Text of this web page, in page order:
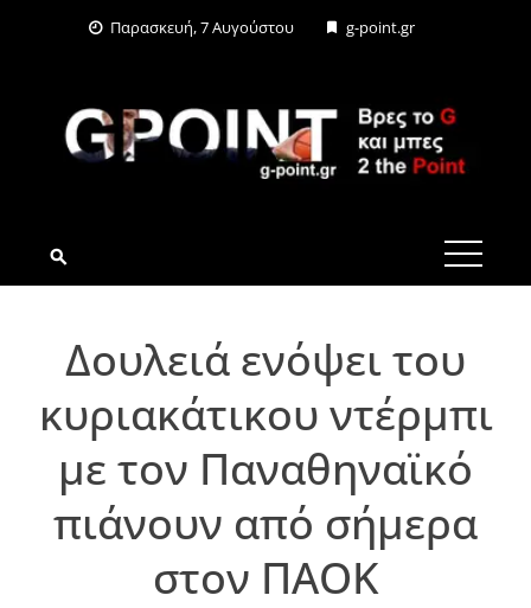
Παρασκευή, 7 Αυγούστου g-point.gr
G-POINT.GR
Δουλειά ενόψει του
κυριακάτικου ντέρμπι
με τον Παναθηναϊκό
πιάνουν από σήμερα
στον ΠΑΟΚ